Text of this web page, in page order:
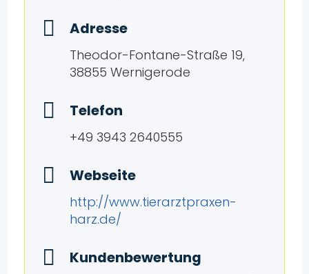
Adresse
Theodor-Fontane-Straße 19,
38855 Wernigerode
Telefon
+49 3943 2640555
Webseite
http://www.tierarztpraxen-
harz.de/
Kundenbewertung